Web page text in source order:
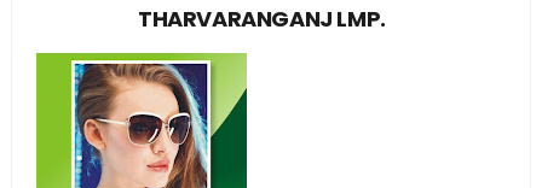
THARVARANGANJ LMP.